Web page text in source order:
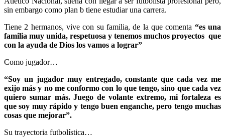
sin embargo como plan b tiene estudiar una carrera.
Tiene 2 hermanos, vive con su familia, de la que comenta “es una
familia muy unida, respetuosa y tenemos muchos proyectos que
con la ayuda de Dios los vamos a lograr”
Como jugador…
“Soy un jugador muy entregado, constante que cada vez me
exijo más y no me conformo con lo que tengo, sino que cada vez
quiero sumar más. Juego de volante extremo, mi fortaleza es
que soy muy rápido y tengo buen enganche, pero tengo muchas
cosas que mejorar”.
Su trayectoria futbolística…